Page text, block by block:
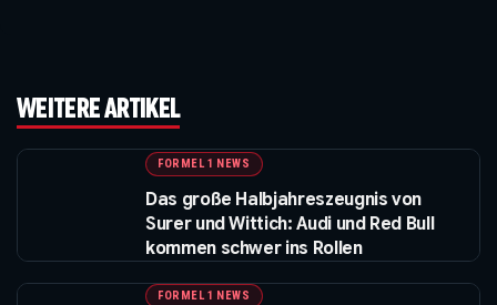
WEITERE ARTIKEL
FORMEL 1 NEWS
Das große Halbjahreszeugnis von
Surer und Wittich: Audi und Red Bull
kommen schwer ins Rollen
FORMEL 1 NEWS